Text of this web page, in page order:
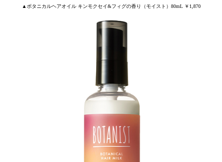
▲ボタニカルヘアオイル キンモクセイ&フィグの香り（モイスト）80mL ￥1,870